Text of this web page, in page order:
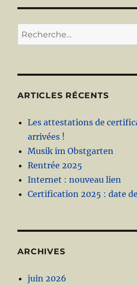
Recherche
pour :
ARTICLES RÉCENTS
Les attestations de
arrivées !
Musik im Obstgarten
Rentrée 2025
Internet : nouveau lien
Certification 2025 : date
ARCHIVES
juin 2026